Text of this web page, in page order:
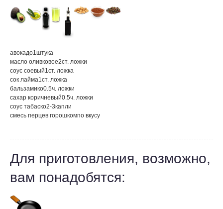
авокадо1 штука
масло оливковое2ст. ложки
соус соевый1 ст. ложка
сок лайма1 ст. ложка
бальзамико0.5ч. ложки
сахар коричневый0.5ч. ложки
соус табаско2-3капли
смесь перцев горошкомпо вкусу
Для приготовления, возможно,
вам понадобятся: